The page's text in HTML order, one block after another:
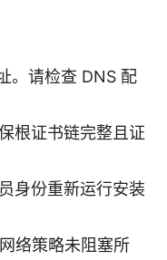
。请检查 DNS 配
根证书链完整且证
身份重新运行安装
络策略未阻塞所